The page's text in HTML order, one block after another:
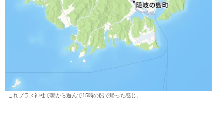
これプラス神社で朝から遊んで15時の船で帰った感じ。